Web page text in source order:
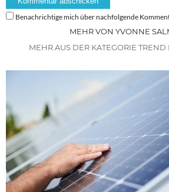
Benachrichtige mich über nachfolgende
MEHR VON YVONNE
MEHR AUS DER KATEGORIE